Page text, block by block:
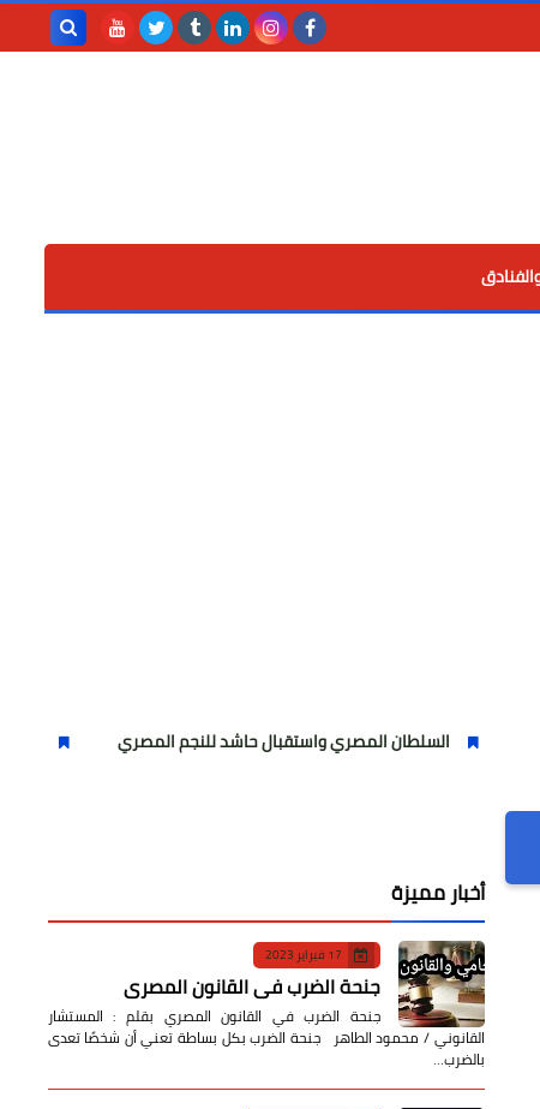
السلطان المصري واستقبال حاشد للنجم المصري مولودية الجزائر
أخبار مميزة
17 فبراير 2023
جنحة الضرب في القانون المصري
جنحة الضرب في القانون المصري بقلم : المستشار
القانوني / محمود الطاهر جنحة الضرب بكل بساطة تعني أن شخصًا تعدى
بالضرب…